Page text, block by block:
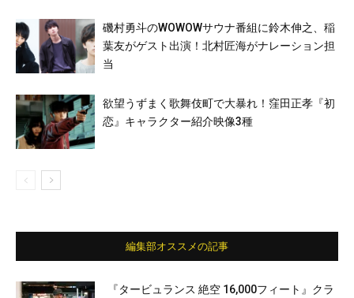
磯村勇斗のWOWOWサウナ番組に鈴木伸之、稲
葉友がゲスト出演！北村匠海がナレーション担
当
欲望うずまく歌舞伎町で大暴れ！窪田正孝『初
恋』キャラクター紹介映像3種
編集部オススメの記事
『タービュランス 絶空 16,000フィート』クラ